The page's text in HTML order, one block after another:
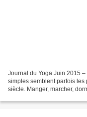
Journal du Yoga Juin 2015
simples semblent parfois les
siècle. Manger, marcher,